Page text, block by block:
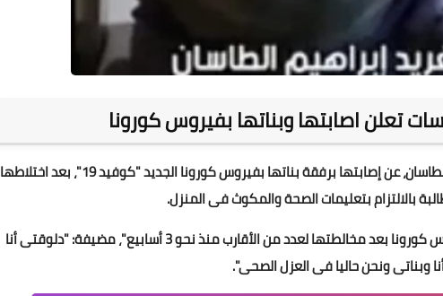
تعلن اصابتها وبناتها بفيروس كورونا
أعلنت الإعلامية والكاتبة السعودية تغريد إبراهيم الطاسان، عن إصابتها برفقة بناتها بفيروس كورونا الجديد "كوفيد 19"، بعد اختلاطها
بالالتزام بتعليمات الصحة والمكوث فى المنزل.
وقالت فى مقطع فيديو مصور، إنها أصيبت بفيروس كورونا بعد مخالطتها لعدد من الأقارب منذ نحو 3 أسابيع"، مضيفة: "دلوقتى أنا
وبناتى ونحن حاليا فى العزل الصحى".